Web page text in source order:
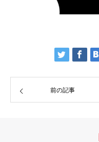
前の記事